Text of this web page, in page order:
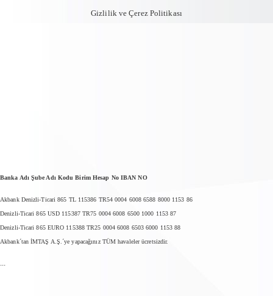
Gizlilik ve Çerez Politikası
Banka Adı Şube Adı Kodu Birim Hesap No IBAN NO
Akbank Denizli-Ticari 865 TL 115386 TR54 0004 6008 6588 8000 1153 86
Denizli-Ticari 865 USD 115387 TR75 0004 6008 6500 1000 1153 87
Denizli-Ticari 865 EURO 115388 TR25 0004 6008 6503 6000 1153 88
Akbank´tan İMTAŞ A.Ş.´ye yapacağınız TÜM havaleler ücretsizdir.